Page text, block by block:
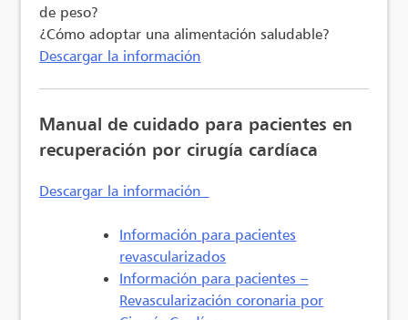
de peso?
¿Cómo adoptar una alimentación saludable?
Descargar la información
Manual de cuidado para pacientes en
recuperación por cirugía cardíaca
Descargar la información
Información para pacientes
revascularizados
Información para pacientes –
Revascularización coronaria por